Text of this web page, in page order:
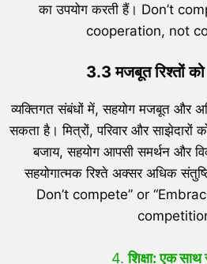
का उपयोग करती हैं। Don’t
cooperation, not
3.3 मजबूत रिश्तों को
व्यक्तिगत संबंधों में, सहयोग मजबूत और
सकता है। मित्रों, परिवार और साझेदारों
बजाय, सहयोग आपसी समर्थन और
सहयोगात्मक रिश्ते अक्सर अधिक
Don’t compete” or
4.शिक्षा: एक साथ